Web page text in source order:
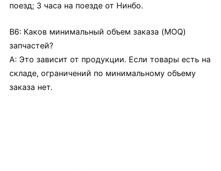
поезд; 3 часа на поезде от Нинбо.
В6: Каков минимальный объем заказа (MOQ)
запчастей?
A: Это зависит от продукции. Если товары есть на
складе, ограничений по минимальному объему
заказа нет.